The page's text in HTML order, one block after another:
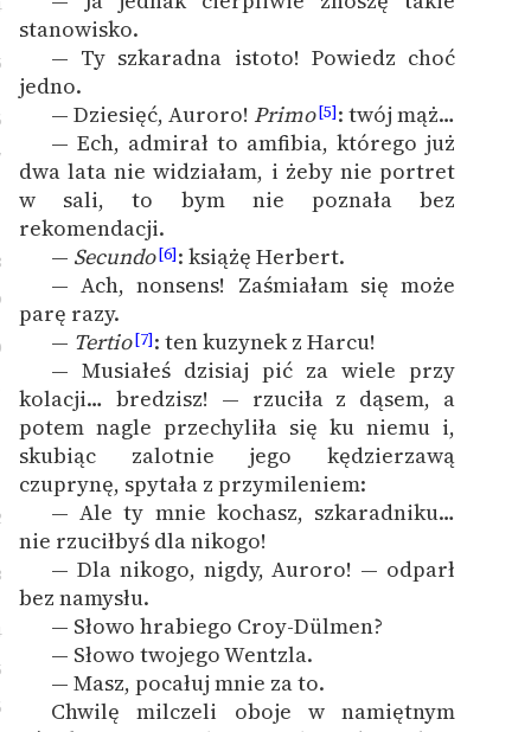
stanowisko.
— Ty szkaradna istoto! Powiedz choć
jedno.
— Dziesięć, Auroro! Primo[5]: twój mąż…
— Ech, admirał to amfibia, którego już
dwa lata nie widziałam, i żeby nie portret
w sali, to bym nie poznała bez
rekomendacji.
— Secundo[6]: książę Herbert.
— Ach, nonsens! Zaśmiałam się może
parę razy.
— Tertio[7]: ten kuzynek z Harcu!
— Musiałeś dzisiaj pić za wiele przy
kolacji… bredzisz! — rzuciła z dąsem, a
potem nagle przechyliła się ku niemu i,
skubiąc zalotnie jego kędzierzawą
czuprynę, spytała z przymileniem:
— Ale ty mnie kochasz, szkaradniku…
nie rzuciłbyś dla nikogo!
— Dla nikogo, nigdy, Auroro! — odparł
bez namysłu.
— Słowo hrabiego Croy-Dülmen?
— Słowo twojego Wentzla.
— Masz, pocałuj mnie za to.
Chwilę milczeli oboje w namiętnym